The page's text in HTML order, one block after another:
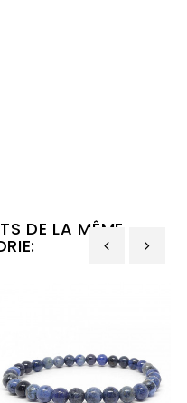
DE LA MÊME